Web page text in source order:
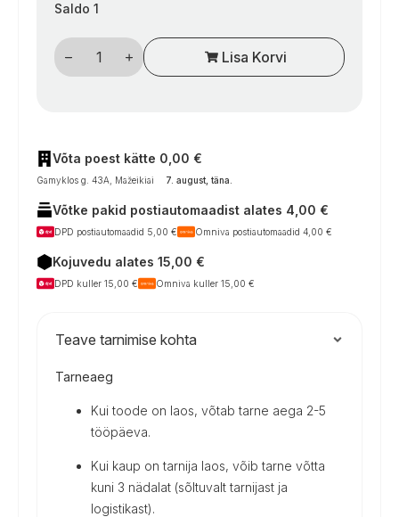
Saldo 1
Krumpliaračių
ašies
V12/V6
12V“
kogus
Lisa Korvi
Võta poest kätte 0,00 €
Gamyklos g. 43A, Mažeikiai 7. august, täna
Võtke pakid postiautomaadist alates 4,00 €
DPD postiautomaadid 5,00 € Omniva postiautomaadid 4,00 €
Kojuvedu alates 15,00 €
DPD kuller 15,00 € Omniva kuller 15,00 €
Teave tarnimise kohta
Tarneaeg
Kui toode on laos, võtab tarne aega 2-5
tööpäeva.
Kui kaup on tarnija laos, võib tarne võtta
kuni 3 nädalat (sõltuvalt tarnijast ja
logistikast).